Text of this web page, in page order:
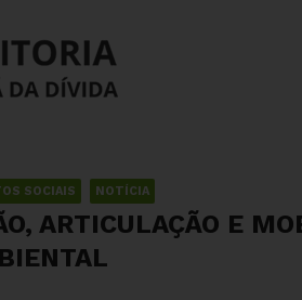
SOCIAIS NOTÍCIA
ARTICULAÇÃO E